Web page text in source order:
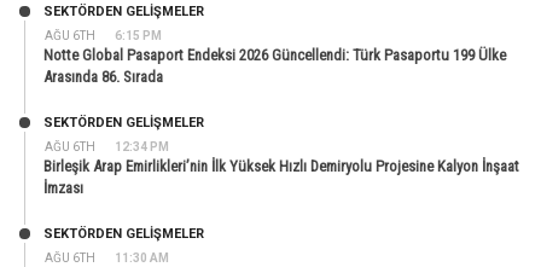
AĞU 6TH 6:15 PM
SEKTÖRDEN GELIŞMELER
Notte Global Pasaport Endeksi 2026 Güncellendi: Türk Pasaportu 199 Ülke
Arasında 86. Sırada
AĞU 6TH 12:34 PM
SEKTÖRDEN GELIŞMELER
Birleşik Arap Emirlikleri’nin İlk Yüksek Hızlı Demiryolu Projesine Kalyon İnşaat
İmzası
AĞU 6TH 11:30 AM
SEKTÖRDEN GELIŞMELER